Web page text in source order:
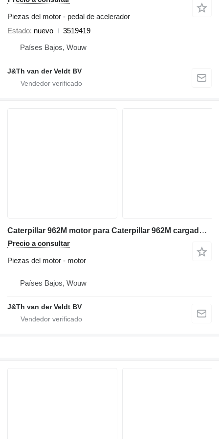
Piezas del motor - pedal de acelerador
Estado nuevo
3519419
Países Bajos, Wouw
J&Th van der Veldt BV
Caterpillar 962M motor para Caterpillar 962M cargadora de ruedas
Precio a consultar
Piezas del motor - motor
Países Bajos, Wouw
J&Th van der Veldt BV